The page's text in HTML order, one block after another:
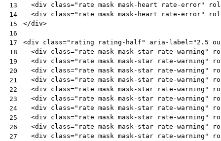
13
14
15
16
17
18
19
20
21
22
23
24
25
26
27
<div class="rate mask mask-heart rate-error"
<div class="rate mask mask-heart rate-error"
</div>
<div class="rating rating-half" aria-label="2.5
<div class="rate mask mask-star rate-warning"
<div class="rate mask mask-star rate-warning"
<div class="rate mask mask-star rate-warning"
<div class="rate mask mask-star rate-warning"
<div class="rate mask mask-star rate-warning"
<div class="rate mask mask-star rate-warning"
<div class="rate mask mask-star rate-warning"
<div class="rate mask mask-star rate-warning"
<div class="rate mask mask-star rate-warning"
<div class="rate mask mask-star rate-warning"